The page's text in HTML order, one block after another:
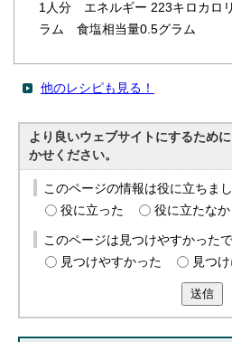
1人分 エネルギー 223キロカロ
ラム 食塩相当量0.5グラム
他のレシピも見る！
より良いウェブサイトにするため
かせください。
このページの情報は役に立ちま
役に立った
役に立たな
このページは見つけやすかった
見つけやすかった
見つ
送信